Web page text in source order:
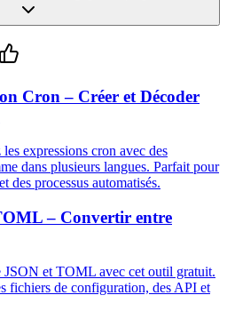
Cron – Créer et Décoder
expressions cron avec des
dans plusieurs langues. Parfait pour
des processus automatisés.
– Convertir entre
JSON et TOML avec cet outil gratuit.
fichiers de configuration, des API et